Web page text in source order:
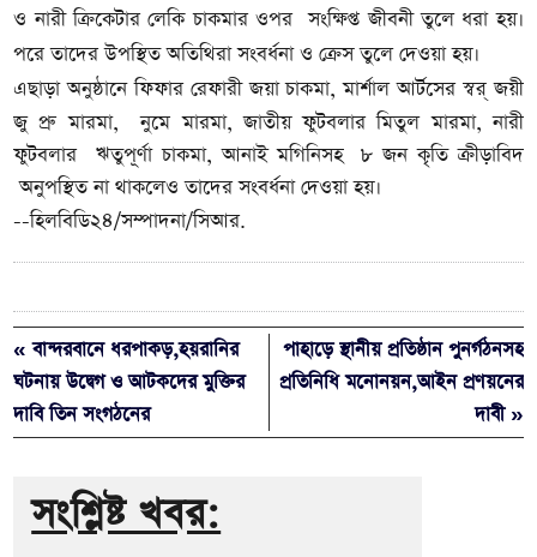
ওনারী ক্রিকেটার লেকি চাকমার ওপর সংক্ষিপ্ত জীবনী তুলে ধরা হয়।
পরে তাদের উপস্থিত অতিথিরা সংবর্ধনা ও ক্রেস তুলে দেওয়া হয়।
এছাড়া অনুষ্ঠানেফিফার রেফারী জয়া চাকমা,মার্শাল আর্টসের স্বর্জয়ী
জু প্রু মারমা, নুমে মারমা, জাতীয় ফুটবলার মিতুল মারমা, নারী
ফুটবলার ঋতুপূর্ণা চাকমা, আনাই মগিনিসহ ৮ জন কৃতি ক্রীড়াবিদ
অনুপস্থিত না থাকলেও তাদেরসংবর্ধনা দেওয়া হয়।
--হিলবিডি২৪/সম্পাদনা/সিআর.
« বান্দরবানে ধরপাকড়,হয়রানির
ঘটনায় উদ্বেগ ও আটকদের মুক্তির
দাবি তিন সংগঠনের
পাহাড়ে স্থানীয় প্রতিষ্ঠান পুনর্গঠনসহ
প্রতিনিধি মনোনয়ন,আইন প্রণয়নের
দাবী »
সংশ্লিষ্ট খবর: